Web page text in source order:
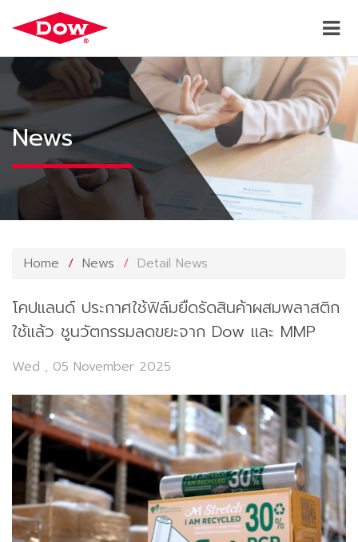
News
Home News Detail News
โคปแลนด์ ประกาศใช้ฟิล์มยืดรัดสินค้าผสมพลาสติก
ใช้แล้ว ชูนวัตกรรมลดขยะจาก Dow และ MMP
Wed , 05 November 2025